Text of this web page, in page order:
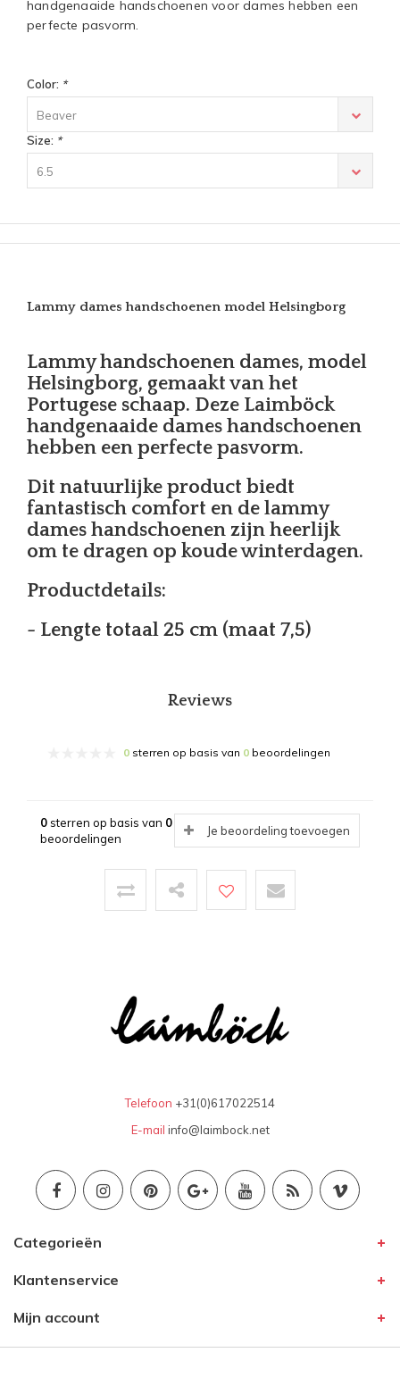
handgenaaide handschoenen voor dames hebben een
perfecte pasvorm.
Color: *
Beaver
Size: *
6.5
Lammy dames handschoenen model Helsingborg
Lammy handschoenen dames, model
Helsingborg, gemaakt van het
Portugese schaap. Deze Laimböck
handgenaaide dames handschoenen
hebben een perfecte pasvorm.
Dit natuurlijke product biedt
fantastisch comfort en de lammy
dames handschoenen zijn heerlijk
om te dragen op koude winterdagen.
Productdetails:
- Lengte totaal 25 cm (maat 7,5)
Reviews
0 sterren op basis van 0 beoordelingen
0sterren op basis van 0
beoordelingen
Je beoordeling toevoegen
Telefoon +31(0)617022514
E-mail info@laimbock.net
Categorieën
Klantenservice
Mijn account